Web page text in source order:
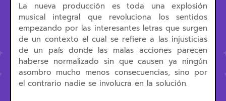
La nueva producción es toda una explosión
musical integral que revoluciona los sentidos
empezando por las interesantes letras que surgen
de un contexto el cual se refiere a las injusticias
de un país donde las malas acciones parecen
haberse normalizado sin que causen ya ningún
asombro mucho menos consecuencias, sino por
el contrario nadie se involucra en la solución.